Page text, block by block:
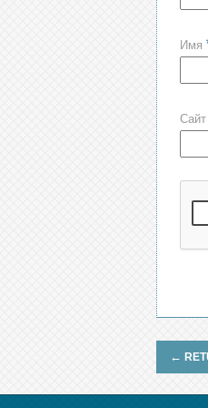
Имя
Сайт
←